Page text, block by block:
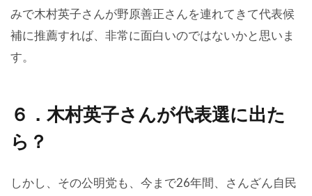
みで木村英子さんが野原善正さんを連れてきて代表候
補に推薦すれば、非常に面白いのではないかと思いま
す。
６．木村英子さんが代表選に出た
ら？
しかし、その公明党も、今まで26年間、さんざん自民